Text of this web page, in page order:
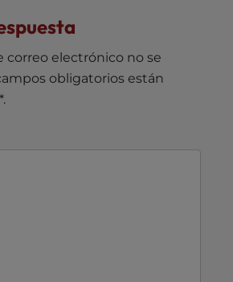
correo electrónico no se
obligatorios están
*.